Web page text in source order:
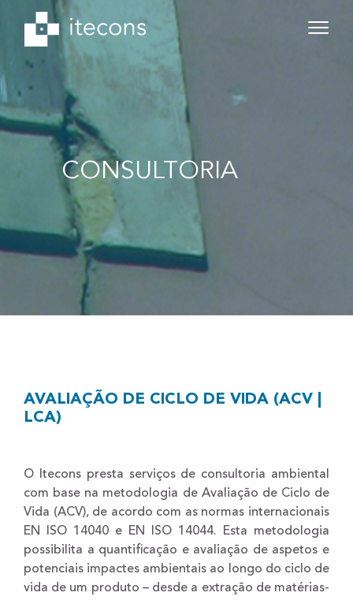
CONSULTORIA
AVALIAÇÃO DE CICLO DE VIDA (ACV |
LCA)
O Itecons presta serviços de consultoria ambiental
com base na metodologia de Avaliação de Ciclo de
Vida (ACV), de acordo com as normas internacionais
EN ISO 14040 e EN ISO 14044. Esta metodologia
possibilita a quantificação e avaliação de aspetos e
potenciais impactes ambientais ao longo do ciclo de
vida de um produto – desde a extração de matérias-